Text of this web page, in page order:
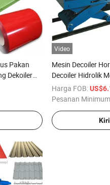
Pakan
Dekoiler
Video
Mesin Decoiler
Decoiler Hidrolik
Harga FOB:
Pesanan